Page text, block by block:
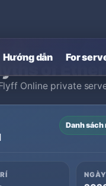
Hướng dẫn For
chủ riêng Flyff Online›
of
Online private
Danh sách